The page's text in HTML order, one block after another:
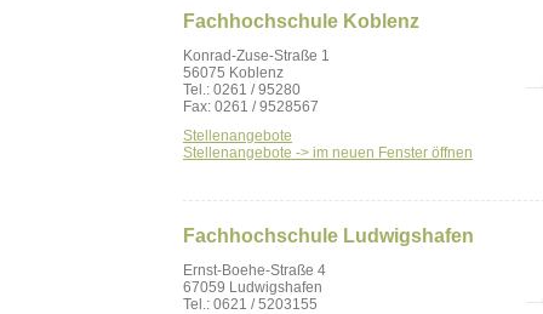
Fachhochschule Koblenz
Konrad-Zuse-Straße 1
56075 Koblenz
Tel.: 0261 / 95280
Fax: 0261 / 9528567
Stellenangebote
Stellenangebote -> im neuen Fenster öffnen
Fachhochschule Ludwigshafen
Ernst-Boehe-Straße 4
67059 Ludwigshafen
Tel.: 0621 / 5203155